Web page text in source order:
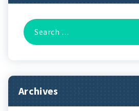
Search
for:
Archives